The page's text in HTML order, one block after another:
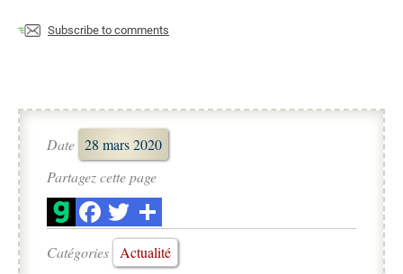
Subscribe to comments
Date 28 mars 2020
Partagez cette page
Catégories Actualité